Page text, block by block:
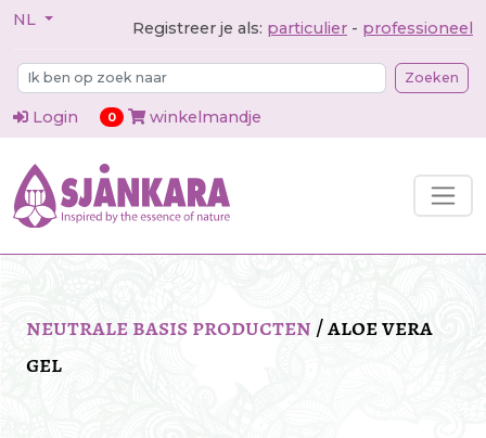
NL Registreer je als: particulier - professioneel
Zoeken
Login 0items in cart
winkelmandje
neutrale basis producten/aloe vera
gel